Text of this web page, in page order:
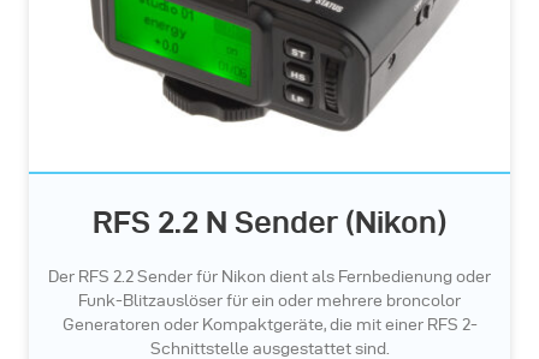
RFS 2.2 N Sender (Nikon)
Der RFS 2.2 Sender für Nikon dient als Fernbedienung oder
Funk-Blitzauslöser für ein oder mehrere broncolor
Generatoren oder Kompaktgeräte, die mit einer RFS 2-
Schnittstelle ausgestattet sind.